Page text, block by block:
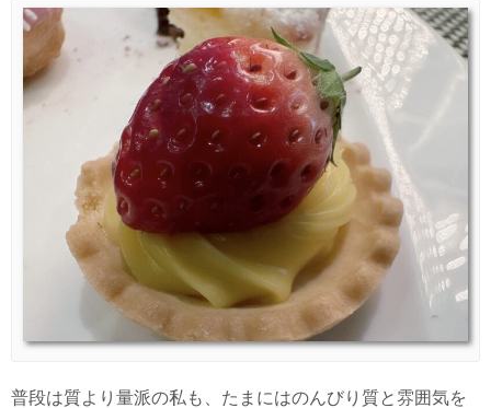
普段は質より量派の私も、たまにはのんびり質と雰囲気を